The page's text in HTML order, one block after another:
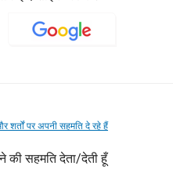
शर्तों पर अपनी सहमति दे रहे हैं
की सहमति देता/देती हूँ